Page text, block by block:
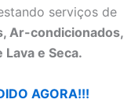
serviços de
Ar-condicionados,
e Seca.
AGORA!!!